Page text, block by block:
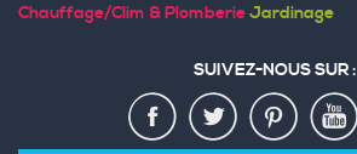
Chauffage/Clim & PlomberieJardinage
SUIVEZ-NOUS SUR :